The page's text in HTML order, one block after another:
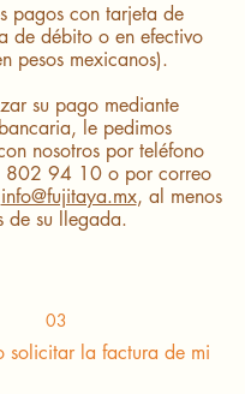
pagos con tarjeta de
de débito o en efectivo
pesos mexicanos).
su pago mediante
le pedimos
nosotros por teléfono
802 94 10o por correo
info@fujitaya.mx, al menos
de su llegada.
03
solicitar la factura de mi